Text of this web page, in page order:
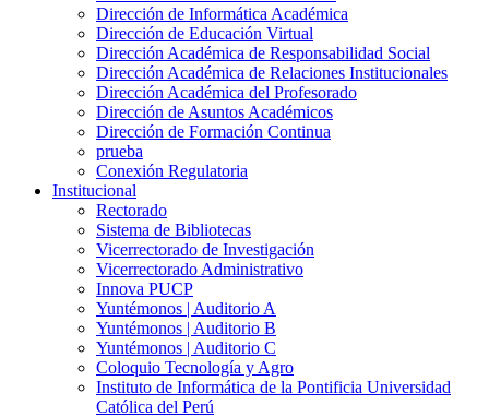
Dirección de Informática Académica
Dirección de Educación Virtual
Dirección Académica de Responsabilidad Social
Dirección Académica de Relaciones Institucionales
Dirección Académica del Profesorado
Dirección de Asuntos Académicos
Dirección de Formación Continua
prueba
Conexión Regulatoria
Institucional
Rectorado
Sistema de Bibliotecas
Vicerrectorado de Investigación
Vicerrectorado Administrativo
Innova PUCP
Yuntémonos | Auditorio A
Yuntémonos | Auditorio B
Yuntémonos | Auditorio C
Coloquio Tecnología y Agro
Instituto de Informática de la Pontificia Universidad
Católica del Perú